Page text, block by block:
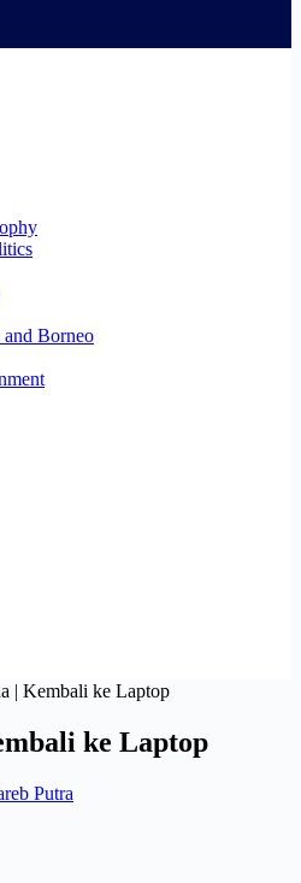
Borneo
| Kembali ke Laptop
ke Laptop
Putra